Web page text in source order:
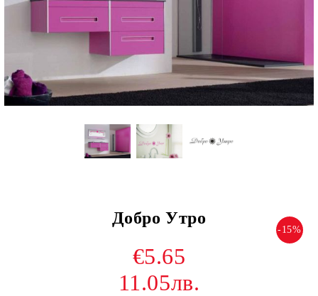
Добро Утро
-15%
€5.65
11.05лв.